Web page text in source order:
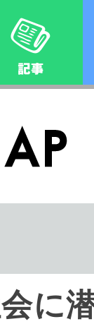
に